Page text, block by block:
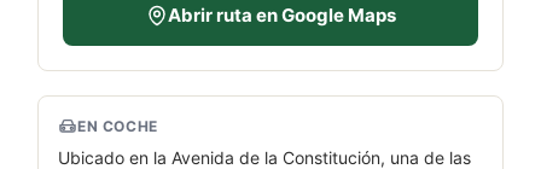
Abrir ruta en Google Maps
EN COCHE
Ubicado en la Avenida de la Constitución, una de las